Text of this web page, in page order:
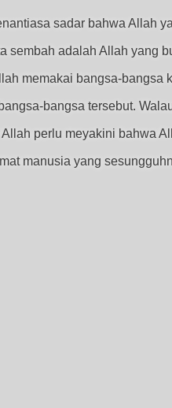
sadar bahwa Allah
sembah adalah Allah yang
memakai bangsa-bangsa
bangsa tersebut.
Allah perlu meyakini bahwa
manusia yang